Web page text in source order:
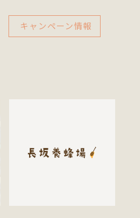
キャンペーン情報